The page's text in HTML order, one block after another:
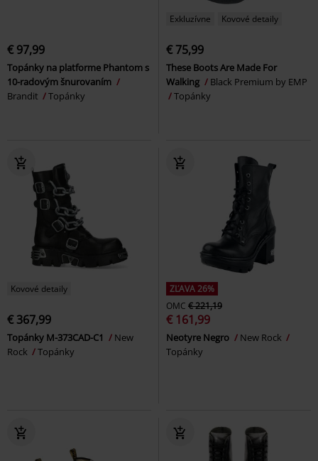
€ 97,99
Topánky na platforme Phantom s
10-radovým šnurovaním
Brandit
Topánky
Exkluzívne Kovové detaily
€ 75,99
These Boots Are Made For
Walking
Black Premium by EMP
Topánky
Kovové detaily
€ 367,99
Topánky M-373CAD-C1
New
Rock
Topánky
ZĽAVA 26%
OMC € 221,19
€ 161,99
Neotyre Negro
New Rock
Topánky